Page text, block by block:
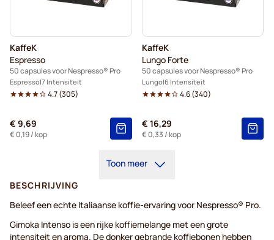
KaffeK
Espresso
50 capsules voor Nespresso® Pro
Espresso 7 Intensiteit
4.7(305)
€ 9,69
€ 0,19/ kop
KaffeK
Lungo Forte
50 capsules voor Nespresso® Pro
Lungo 6 Intensiteit
4.6(340)
€ 16,29
€ 0,33 / kop
Toon meer
BESCHRIJVING
Beleef een echte Italiaanse koffie-ervaring voor Nespresso® Pro.
Gimoka Intenso is een rijke koffiemelange met een grote
intensiteit en aroma. De donker gebrande koffiebonen hebben